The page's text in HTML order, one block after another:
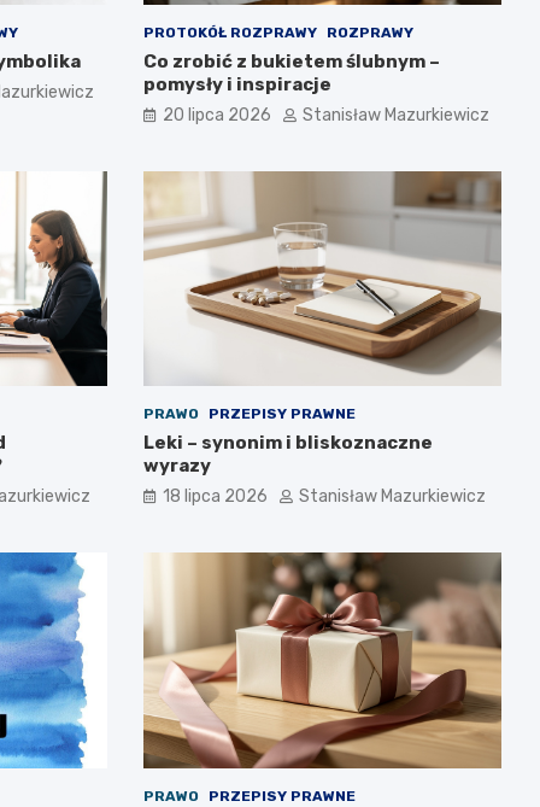
PROTOKÓŁ ROZPRAWY ROZPRAWY
Co zrobić z bukietem ślubnym –
pomysły i inspiracje
20 lipca 2026 Stanisław Mazurkiewicz
PRAWO PRZEPISY PRAWNE
Leki – synonim i bliskoznaczne
wyrazy
18 lipca 2026 Stanisław Mazurkiewicz
PRAWO PRZEPISY PRAWNE